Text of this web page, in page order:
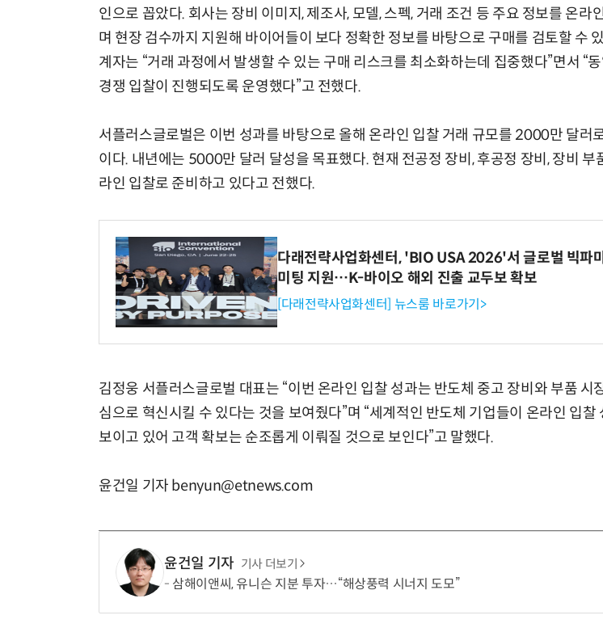
인으로 꼽았다. 회사는 장비 이미지, 제조사, 모델, 스펙, 거래 조건 등 주요 정보를 온라
며 현장 검수까지 지원해 바이어들이 보다 정확한 정보를 바탕으로 구매를 검토할 수
계자는 “거래 과정에서 발생할 수 있는 구매 리스크를 최소화하는데 집중했다”면서 “
경쟁 입찰이 진행되도록 운영했다”고 전했다.
서플러스글로벌은 이번 성과를 바탕으로 올해 온라인 입찰 거래 규모를 2000만 달러
이다. 내년에는 5000만 달러 달성을 목표했다. 현재 전공정 장비, 후공정 장비, 장비 부
라인 입찰로 준비하고 있다고 전했다.
다래전략사업화센터, 'BIO USA 2026'서 글로벌 빅파
미팅 지원…K-바이오 해외 진출 교두보 확보
[다래전략사업화센터] 뉴스룸 바로가기>
김정웅 서플러스글로벌 대표는 “이번 온라인 입찰 성과는 반도체 중고 장비와 부품 시
심으로 혁신시킬 수 있다는 것을 보여줬다”며 “세계적인 반도체 기업들이 온라인 입찰
보이고 있어 고객 확보는 순조롭게 이뤄질 것으로 보인다”고 말했다.
윤건일 기자 benyun@etnews.com
윤건일 기자 기사 더보기
삼해이앤씨, 유니슨 지분 투자…“해상풍력 시너지 도모”